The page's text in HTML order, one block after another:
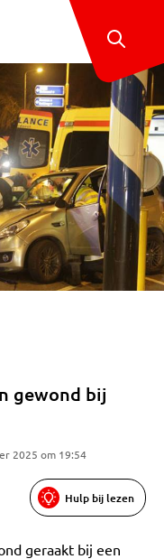
gewond bij
2025 om 19:54
Hulp bij lezen
geraakt bij een